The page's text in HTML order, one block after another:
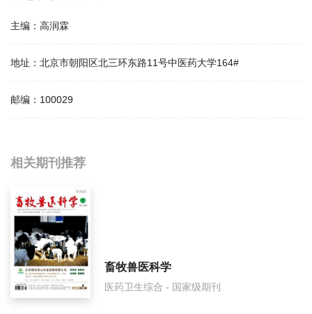
主编： 高润霖
地址： 北京市朝阳区北三环东路11号中医药大学164#
邮编： 100029
相关提问
中国老年保健医学影响因子是多少？
中国老年保健医学怎么样？
中国老年保健医学面费如何收取？
中国老年保健医学是什么级别刊物？
相关期刊推荐
畜牧兽医科学
医药卫生综合 - 国家级期刊